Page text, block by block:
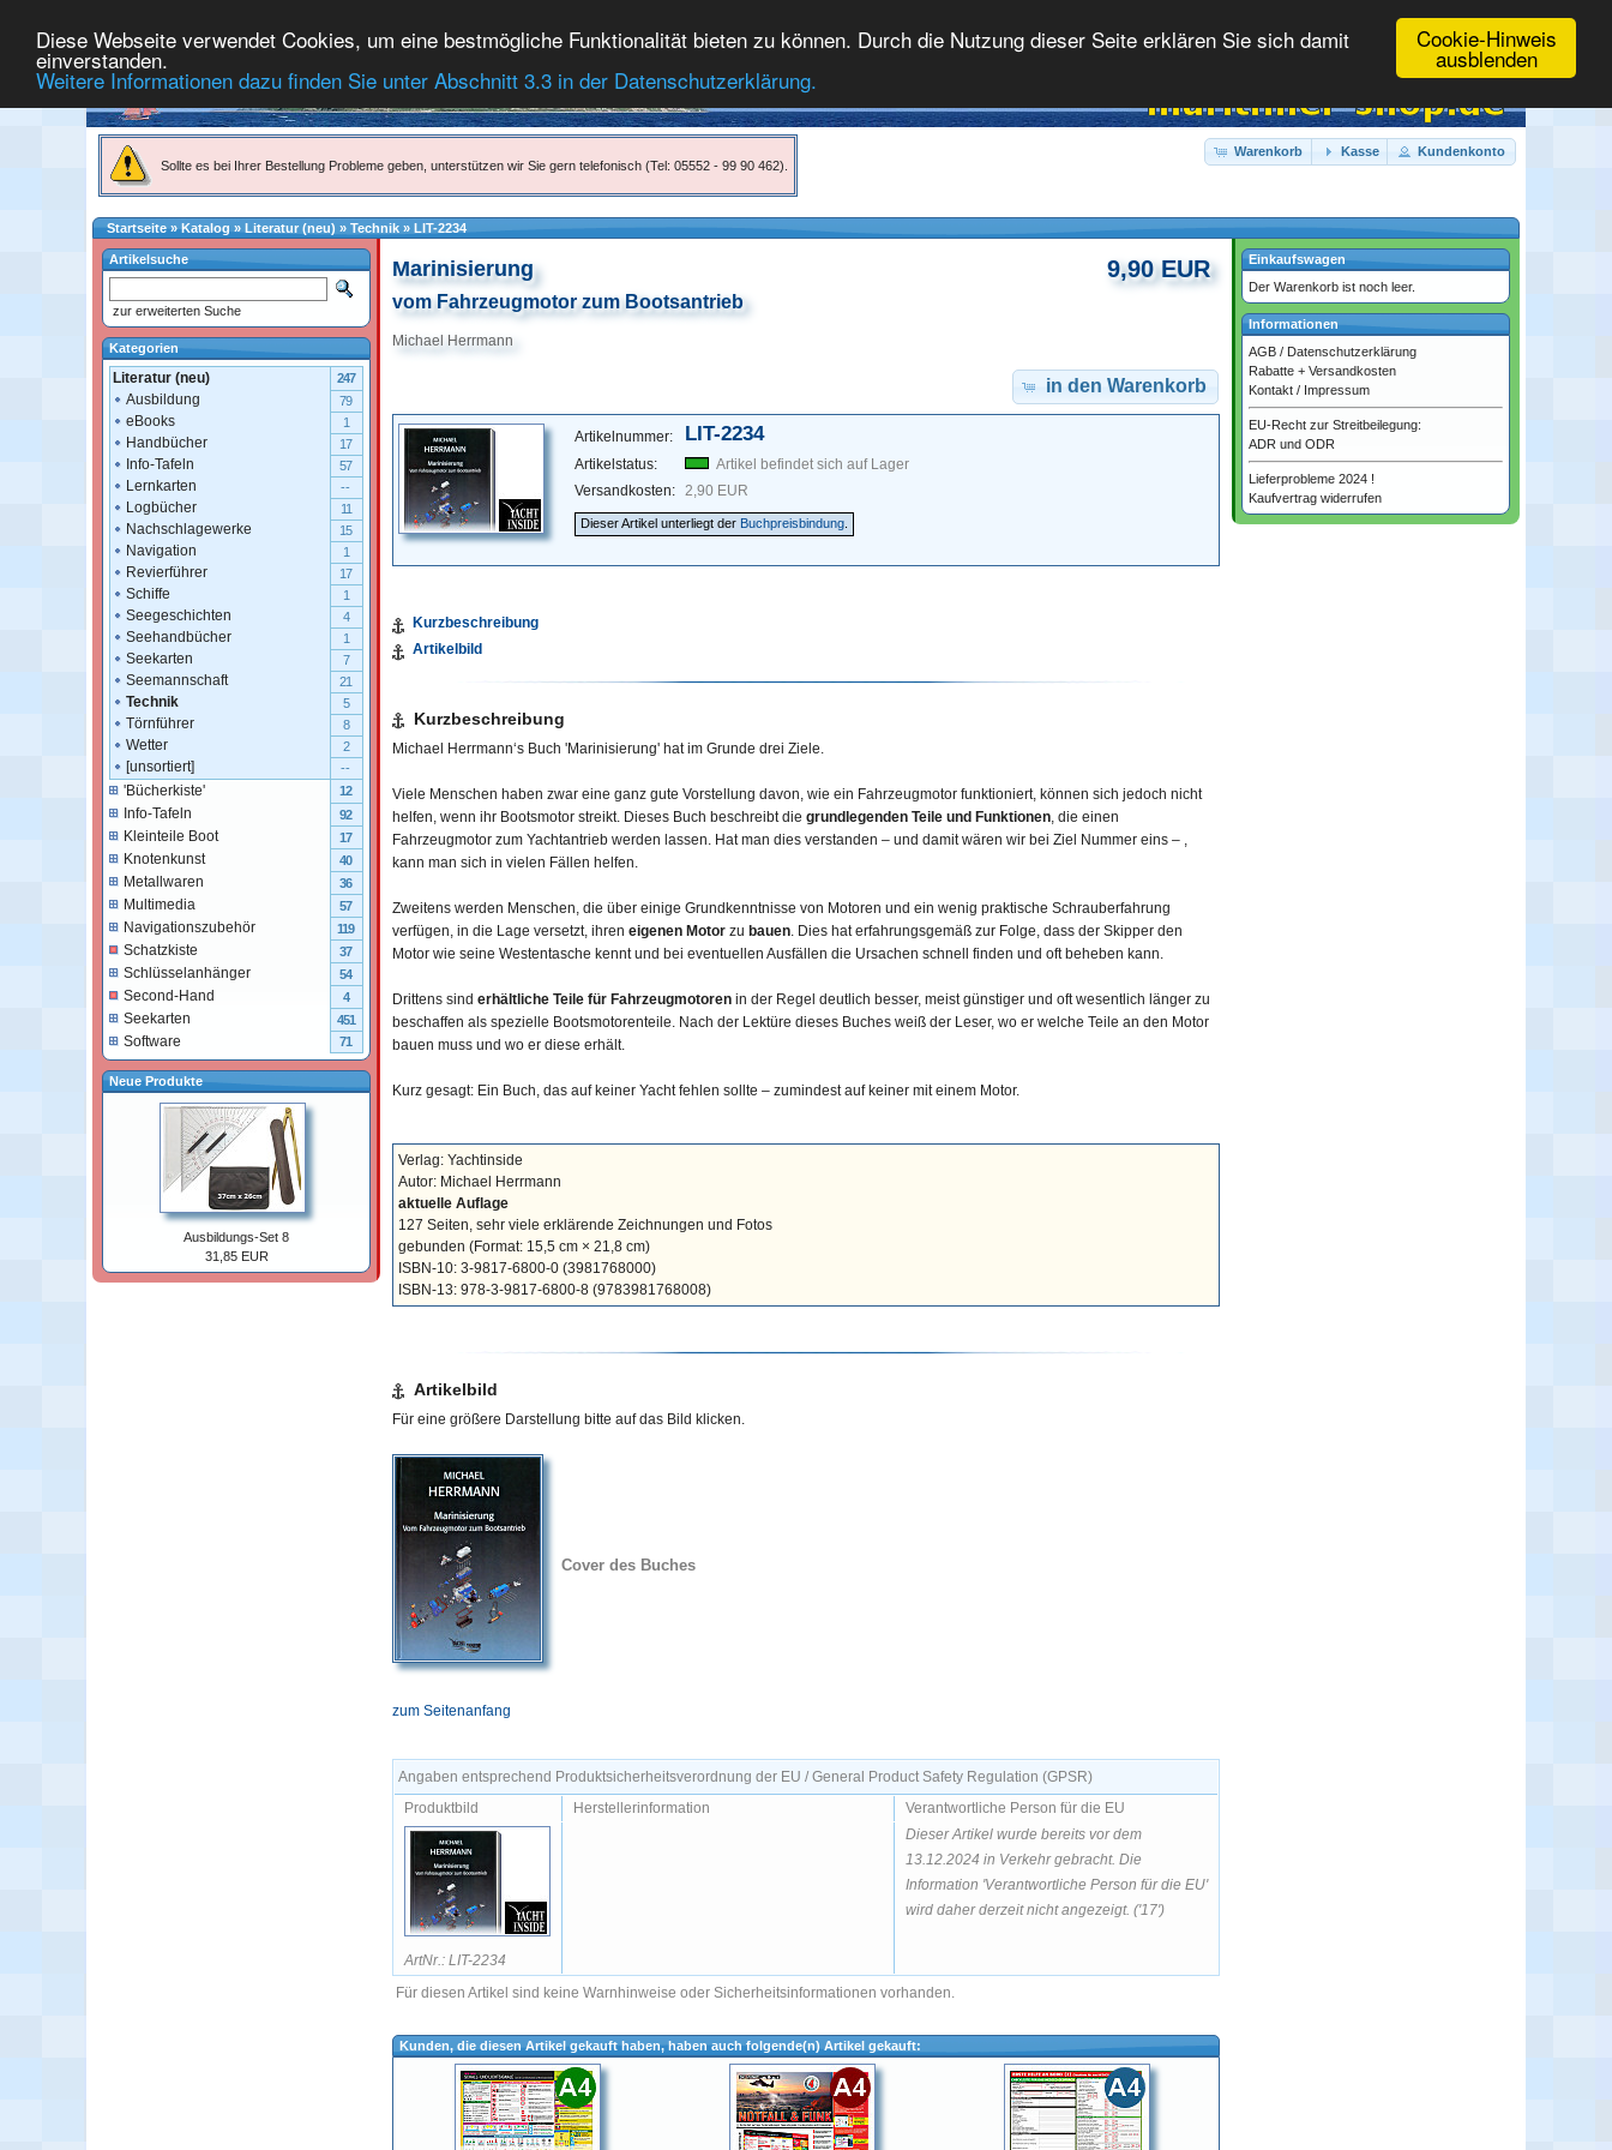
Cookie-Hinweis
ausblenden
Diese Webseite verwendet Cookies, um eine bestmögliche Funktionalität bieten zu können. Durch die Nutzung dieser Seite erklären Sie sich damit
einverstanden.
Weitere Informationen dazu finden Sie unter Abschnitt 3.3 in der Datenschutzerklärung.
Sollte es bei Ihrer Bestellung Probleme geben, unterstützen wir Sie gern telefonisch (Tel: 05552 - 99 90 462).
Warenkorb Kasse Kundenkonto
Startseite»Katalog » Literatur (neu) » Technik » LIT-2234
Marinisierung
vom Fahrzeugmotor zum Bootsantrieb
Michael Herrmann
9,90 EUR
in den Warenkorb
Artikelnummer: LIT-2234
Artikelstatus:
Artikel befindet sich auf Lager
Versandkosten:
2,90 EUR
Dieser Artikel unterliegt der Buchpreisbindung
Kurzbeschreibung
Artikelbild
Kurzbeschreibung
Michael Herrmann‘s Buch 'Marinisierung' hat im Grunde drei Ziele.
Viele Menschen haben zwar eine ganz gute Vorstellung davon, wie ein Fahrzeugmotor funktioniert, können sich jedoch nicht
helfen, wenn ihr Bootsmotor streikt. Dieses Buch beschreibt die grundlegenden Teile und Funktionen , die einen
Fahrzeugmotor zum Yachtantrieb werden lassen. Hat man dies verstanden – und damit wären wir bei Ziel Nummer eins – ,
kann man sich in vielen Fällen helfen.
Zweitens werden Menschen, die über einige Grundkenntnisse von Motoren und ein wenig praktische Schrauberfahrung
verfügen, in die Lage versetzt, ihren eigenen Motor zu bauen . Dies hat erfahrungsgemäß zur Folge, dass der Skipper den
Motor wie seine Westentasche kennt und bei eventuellen Ausfällen die Ursachen schnell finden und oft beheben kann.
Drittens sind erhältliche Teile für Fahrzeugmotoren in der Regel deutlich besser, meist günstiger und oft wesentlich länger zu
beschaffen als spezielle Bootsmotorenteile. Nach der Lektüre dieses Buches weiß der Leser, wo er welche Teile an den Motor
bauen muss und wo er diese erhält.
Kurz gesagt: Ein Buch, das auf keiner Yacht fehlen sollte – zumindest auf keiner mit einem Motor.
Verlag: Yachtinside
Autor: Michael Herrmann
aktuelle Auflage
127 Seiten, sehr viele erklärende Zeichnungen und Fotos
gebunden (Format: 15,5 cm × 21,8 cm)
ISBN-10: 3-9817-6800-0 (3981768000)
ISBN-13: 978-3-9817-6800-8 (9783981768008)
Artikelbild
Für eine größere Darstellung bitte auf das Bild klicken.
Cover des Buches
zum Seitenanfang
Angaben entsprechend Produktsicherheitsverordnung der EU / General Product Safety Regulation (GPSR)
Produktbild
Herstellerinformation Verantwortliche Person für die EU
ArtNr.: LIT-2234
Dieser Artikel wurde bereits vor dem
13.12.2024 in Verkehr gebracht. Die
Information 'Verantwortliche Person für die EU'
wird daher derzeit nicht angezeigt. ('17')
Für diesen Artikel sind keine Warnhinweise oder Sicherheitsinformationen vorhanden.
Kunden, die diesen Artikel gekauft haben, haben auch folgende(n) Artikel gekauft:
Artikelsuche
zur erweiterten Suche
Kategorien
Literatur (neu) 247
Ausbildung 79
eBooks 1
Handbücher 17
Info-Tafeln 57
Lernkarten --
Logbücher 11
Nachschlagewerke 15
Navigation 1
Revierführer 17
Schiffe 1
Seegeschichten 4
Seehandbücher 1
Seekarten 7
Seemannschaft 21
Technik 5
Törnführer 8
Wetter 2
[unsortiert] --
'Bücherkiste' 12
Info-Tafeln 92
Kleinteile Boot 17
Knotenkunst 40
Metallwaren 36
Multimedia 57
Navigationszubehör 119
Schatzkiste 37
Schlüsselanhänger 54
Second-Hand 4
Seekarten 451
Software 71
Neue Produkte
Ausbildungs-Set 8
31,85 EUR
Einkaufswagen
Der Warenkorb ist noch leer.
Informationen
AGB / Datenschutzerklärung
Rabatte + Versandkosten
Kontakt / Impressum
EU-Recht zur Streitbeilegung:
ADR und ODR
Lieferprobleme 2024 !
Kaufvertrag widerrufen